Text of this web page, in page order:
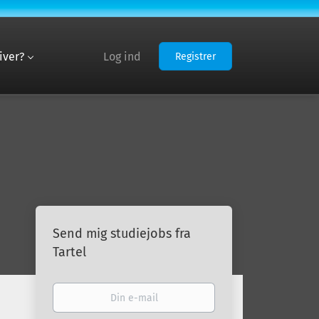
Log ind Registrer
Send mig studiejobs fra
Tartel
Din